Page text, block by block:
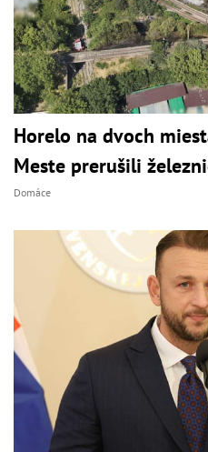
Horelo na dvoch
Meste prerušili
Domáce